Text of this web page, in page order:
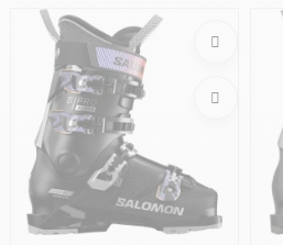
25/25.5 cm